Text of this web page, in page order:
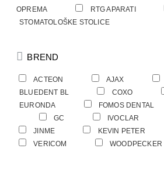
OPREMA
RTG APARATI
STOMATOLOŠKE STOLICE
BREND
ACTEON AJAX
BLUEDENT BL COXO
EURONDA FOMOS DENTAL
GC IVOCLAR
JINME KEVIN PETER
VERICOM WOODPECKER